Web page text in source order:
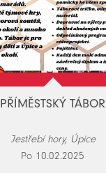
PŘÍMĚSTSKÝ TÁBOR
Jestřebí hory, Úpice
Po 10.02.2025